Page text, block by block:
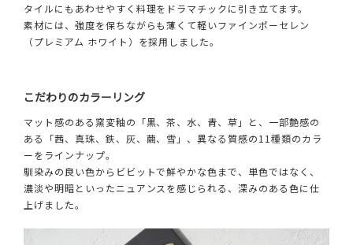
タイルにもあわせやすく料理をドラマチックに引き立てます。
素材には、強度を保ちながらも薄くて軽いファインポーセレン
（プレミアム ホワイト）を採用しました。
こだわりのカラーリング
マット感のある窯変釉の「黒、茶、水、青、草」と、一部艶感の
ある「茜、真珠、鉄、灰、繭、雪」、異なる質感の11種類のカラ
ーをラインナップ。
馴染みの良い色からビビットで鮮やかな色まで、単色ではなく、
濃淡や明暗といったニュアンスを感じられる、深みのある色に仕
上げました。